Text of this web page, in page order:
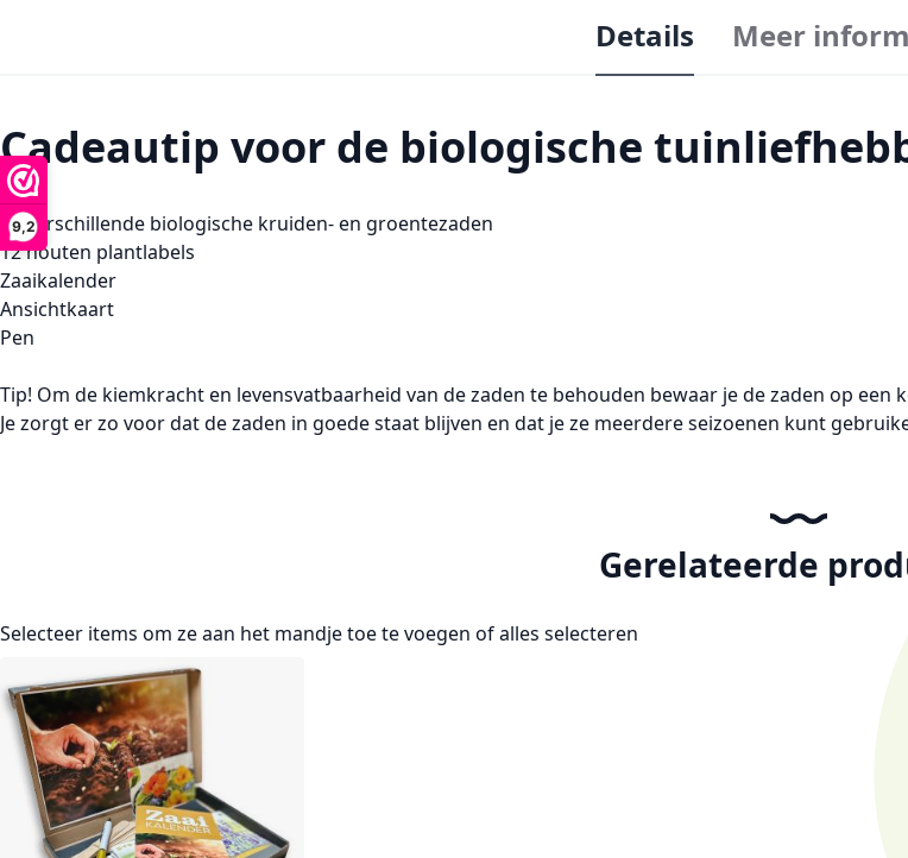
9,2
Details
Cadeautip voor de biologische
12 verschillende biologische kruiden- en groentezaden
12 houten plantlabels
Zaaikalender
Ansichtkaart
Pen
Tip! Om de kiemkracht en levensvatbaarheid van de zaden te behouden bewaar je de zaden op
Je zorgt er zo voor dat de zaden in goede staat blijven en dat je ze meerdere seizoenen kunt
Meer
Gerelateerde
Selecteer items om ze aan het mandje toe te voegen ofalles selecteren